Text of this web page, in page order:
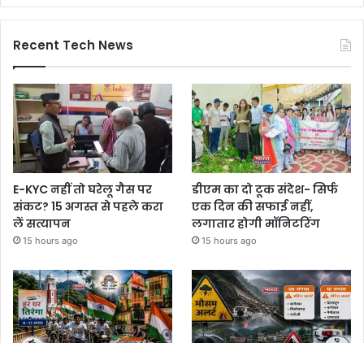
Recent Tech News
E-KYC नहीं तो घरेलू गैस पर
संकट? 15 अगस्त से पहले करा
लें सत्यापन
15 hours ago
डीएम का दो टूक संदेश- सिर्फ
एक दिन की सफाई नहीं,
लगातार होगी मॉनिटरिंग
15 hours ago